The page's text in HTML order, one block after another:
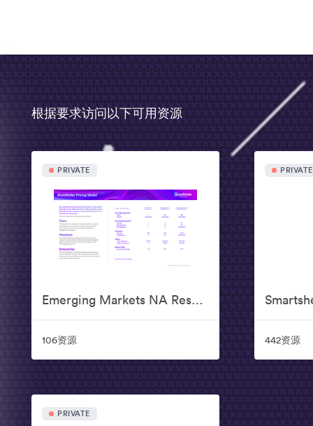
根据要求访问以下可用资源
PRIVATE
Emerging Markets NA Resources [Sales]
106资源
PRIVATE
442资源
PRIVATE